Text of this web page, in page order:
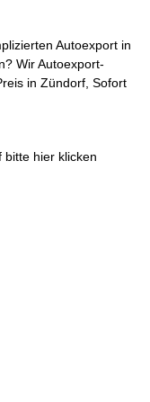
Autoexport in
Wir Autoexport-
in Zündorf, Sofort
bitte hier klicken